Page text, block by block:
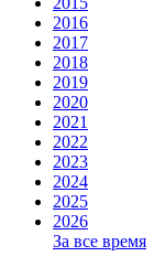
2016
2017
2018
2019
2020
2021
2022
2023
2024
2025
2026
За все время